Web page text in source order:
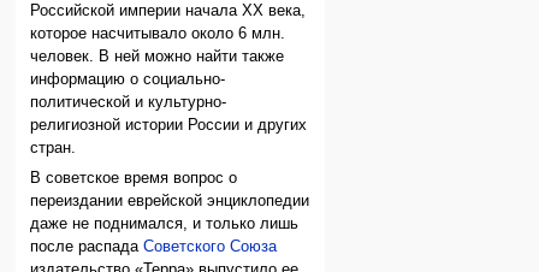
Российской империи начала XX века,
которое насчитывало около 6 млн.
человек. В ней можно найти также
информацию о социально-
политической и культурно-
религиозной истории России и других
стран.
В советское время вопрос о
переиздании еврейской энциклопедии
даже не поднимался, и только лишь
после распадаСоветского Союза